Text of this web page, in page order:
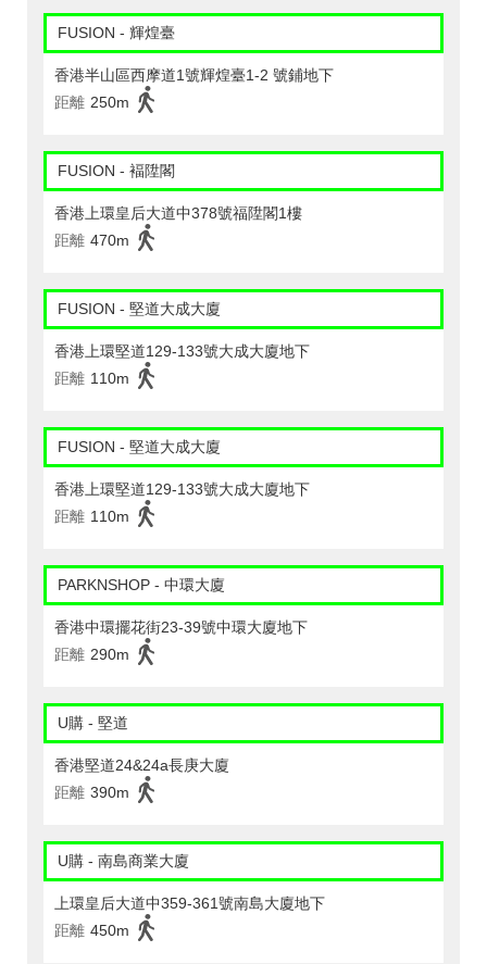
FUSION - 輝煌臺
香港半山區西摩道1號輝煌臺1-2 號鋪地下
距離 250m
FUSION - 褔陞閣
香港上環皇后大道中378號福陞閣1樓
距離 470m
FUSION - 堅道大成大廈
香港上環堅道129-133號大成大廈地下
距離 110m
FUSION - 堅道大成大廈
香港上環堅道129-133號大成大廈地下
距離 110m
PARKNSHOP - 中環大廈
香港中環擺花街23-39號中環大廈地下
距離 290m
U購 - 堅道
香港堅道24&24a長庚大廈
距離 390m
U購 - 南島商業大廈
上環皇后大道中359-361號南島大廈地下
距離 450m